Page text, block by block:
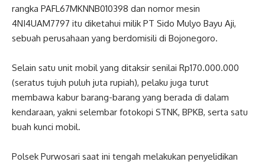
rangka PAFL67MKNNB010398 dan nomor mesin
4NI4UAM7797 itu diketahui milik PT Sido Mulyo Bayu Aji,
sebuah perusahaan yang berdomisili di Bojonegoro.
‎Selain satu unit mobil yang ditaksir senilai Rp170.000.000
(seratus tujuh puluh juta rupiah), pelaku juga turut
membawa kabur barang-barang yang berada di dalam
kendaraan, yakni selembar fotokopi STNK, BPKB, serta satu
buah kunci mobil.
‎Polsek Purwosari saat ini tengah melakukan penyelidikan